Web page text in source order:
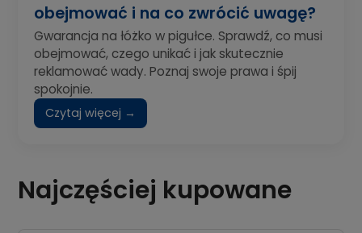
obejmować i na co zwrócić uwagę?
Gwarancja na łóżko w pigułce. Sprawdź, co musi
obejmować, czego unikać i jak skutecznie
reklamować wady. Poznaj swoje prawa i śpij
spokojnie.
Czytaj więcej →
Najczęściej kupowane